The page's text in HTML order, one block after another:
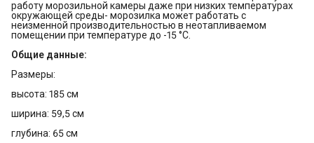
работу морозильной камеры даже при низких температурах
окружающей среды- морозилка может работать с
неизменной производительностью в неотапливаемом
помещении при температуре до -15 °С.
Общие данные:
Размеры:
высота: 185 см
ширина: 59,5 см
глубина: 65 см